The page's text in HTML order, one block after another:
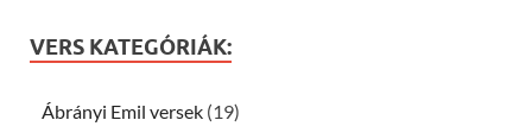
VERS KATEGÓRIÁK:
Ábrányi Emil versek (19)